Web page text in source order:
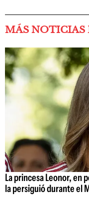
MÁS NOTICIAS
La princesa Leonor, en
la persiguió durante el